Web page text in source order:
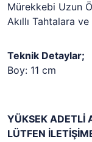
Mürekkebi Uzun
Akıllı Tahtalara ve
Teknik Detaylar;
Boy: 11 cm
YÜKSEK ADETLİ
LÜTFEN